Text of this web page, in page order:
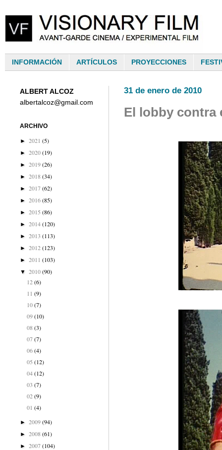
INFORMACIÓN ARTÍCULOS PROYECCIONES
31 de enero de 2010
El lobby contra
ALBERT ALCOZ
albertalcoz@gmail.com
ARCHIVO
► 2021 (5)
► 2020(19)
► 2019(26)
► 2018(34)
► 2017(62)
► 2016(85)
► 2015 (86)
► 2014(120)
► 2013 (113)
► 2012(123)
► 2011 (103)
▼ 2010(90)
12 (6)
11 (9)
10 (7)
09 (10)
08 (3)
07 (7)
06 (4)
05 (12)
04 (12)
03 (7)
02 (9)
01 (4)
► 2009(94)
► 2008(61)
► 2007(104)